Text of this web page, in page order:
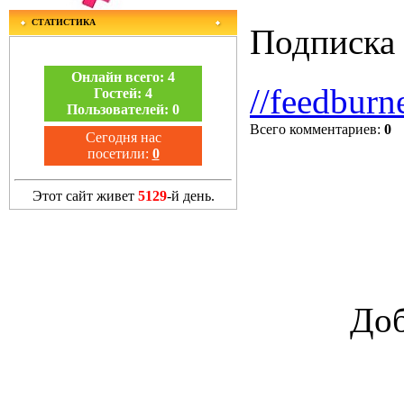
СТАТИСТИКА
Онлайн всего: 4
Гостей: 4
Пользователей: 0
Сегодня нас
посетили: 0
Этот сайт живет 5129-й день.
Подписка
//
Всего комментариев: 0